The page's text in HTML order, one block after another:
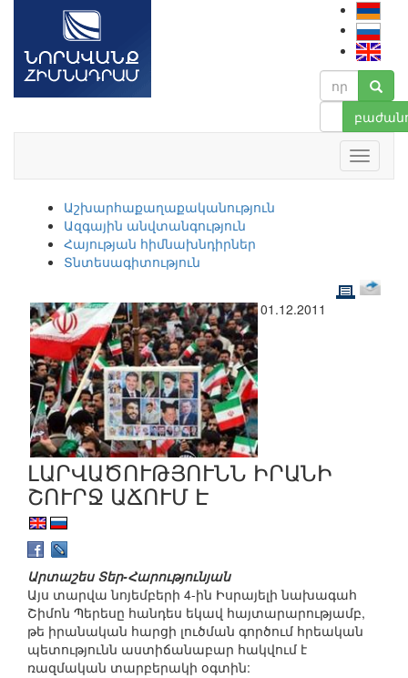
Աշխարհաքաղաքականություն
Ազգային անվտանգություն
Հայության հիմնախնդիրներ
Տնտեսագիտություն
01.12.2011
ԼԱՐՎԱԾՈՒԹՅՈՒՆՆ ԻՐԱՆԻ
ՇՈՒՐՋ ԱՃՈՒՄ Է
Արտաշես Տեր-Հարությունյան
Այս տարվա նոյեմբերի 4-ին Իսրայելի նախագահ
Շիմոն Պերեսը հանդես եկավ հայտարարությամբ,
թե իրանական հարցի լուծման գործում հրեական
պետությունն աստիճանաբար հակվում է
ռազմական տարբերակի օգտին: